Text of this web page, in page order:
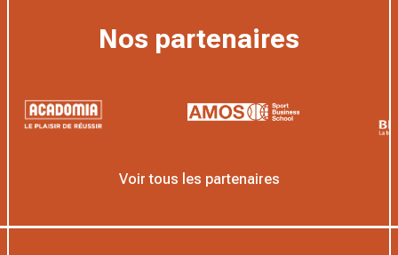
Nos partenaires
Voir tous les partenaires